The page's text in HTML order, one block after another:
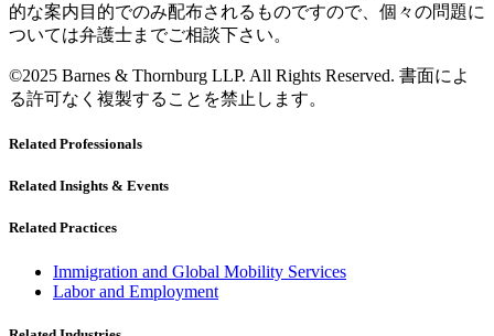
的な案内目的でのみ配布されるものですので、個々の問題に
ついては弁護士までご相談下さい。
©2025 Barnes & Thornburg LLP. All Rights Reserved. 書面によ
る許可なく複製することを禁止します。
Related Professionals
Related Insights & Events
Related Practices
Immigration and Global Mobility Services
Labor and Employment